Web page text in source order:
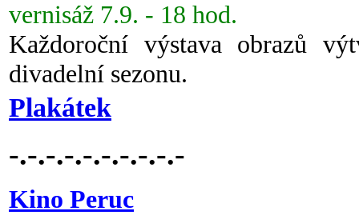
vernisáž 7.9. - 18 hod.
Každoroční výstava obrazů
divadelní sezonu.
Plakátek
-.-.-.-.-.-.-.-.-.-
Kino Peruc